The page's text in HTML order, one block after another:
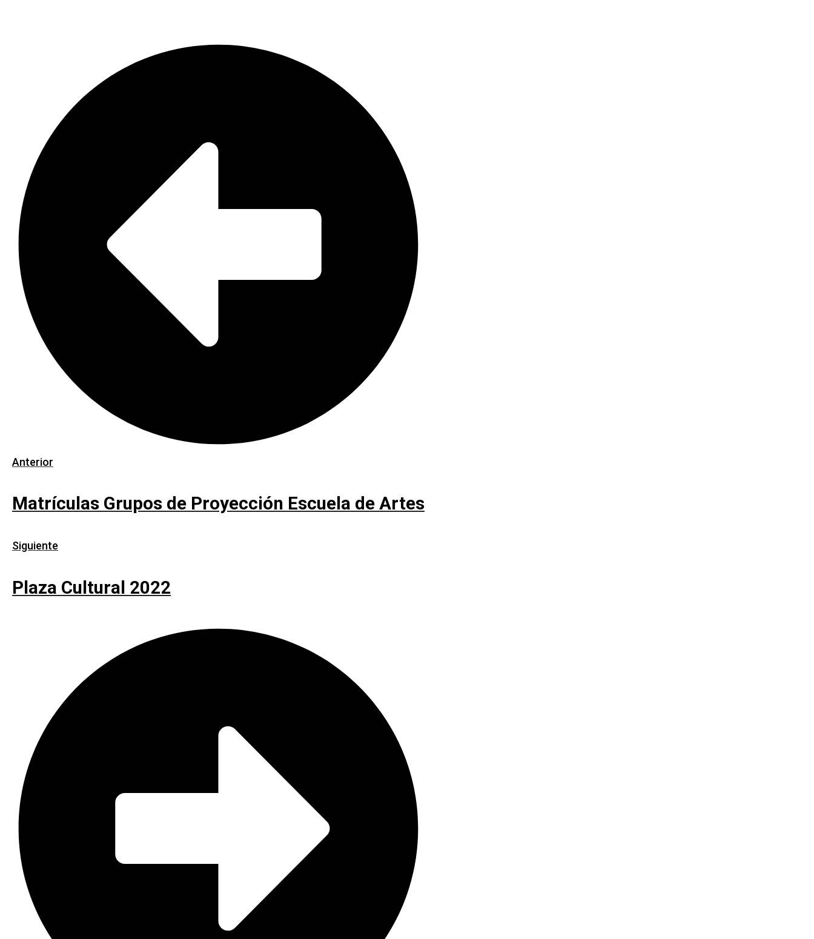
Anterior
Matrículas Grupos de Proyección Escuela de Artes
Siguiente
Plaza Cultural 2022